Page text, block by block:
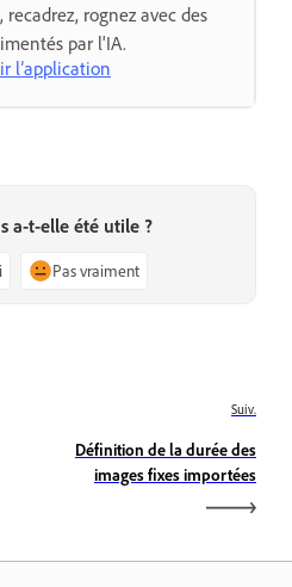
recadrez, rognez avec des
par l'IA.
l’application
a-t-elle été utile ?
Pas vraiment
Suiv.
Définition de la durée des
images fixes importées